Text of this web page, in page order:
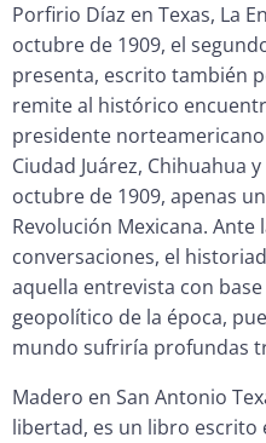
Porfirio Díaz en Texas, La
octubre de 1909, el
presenta, escrito también
remite al histórico
presidente
Ciudad Juárez, Chihuahua
octubre de 1909, apenas
Revolución Mexicana.
conversaciones, el
aquella entrevista con
geopolítico de la época,
mundo sufriría profundas
Madero en San Antonio
libertad, es un libro escrito